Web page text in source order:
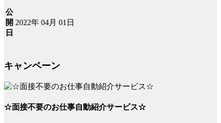
公
開
日
2022年 04月 01日
キャンペーン
☆面接不要のお仕事自動紹介サービス☆